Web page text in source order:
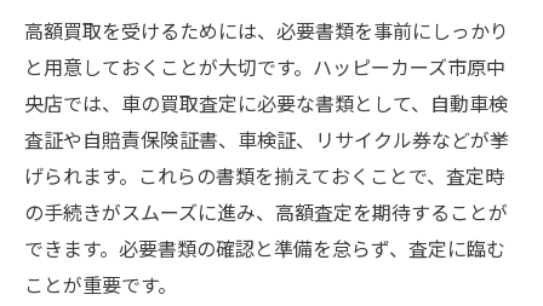
高額買取を受けるためには、必要書類を事前にしっかり
と用意しておくことが大切です。ハッピーカーズ市原中
央店では、車の買取査定に必要な書類として、自動車検
査証や自賠責保険証書、車検証、リサイクル券などが挙
げられます。これらの書類を揃えておくことで、査定時
の手続きがスムーズに進み、高額査定を期待することが
できます。必要書類の確認と準備を怠らず、査定に臨む
ことが重要です。